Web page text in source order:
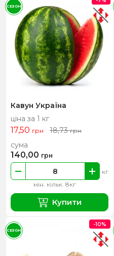
Кавун Україна
ціна за 1 кг
17,50 грн 18,73грн
мін. кільк. 8кг
кг
сума
140,00 грн
Купити
СЕЗОН
-10%
СЕЗОН